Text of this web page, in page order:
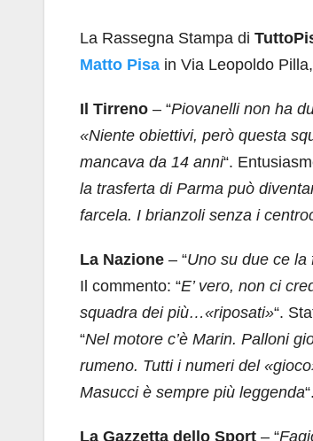
La Rassegna Stampa di
Matto Pisa in Via Leopoldo
Il Tirreno – “Piovanelli non ha
«Niente obiettivi, però questa
mancava da 14 anni“.
la trasferta di Parma può
farcela. I brianzoli senza i
La Nazione – “Uno su due ce
Il commento: “E’ vero, non ci
squadra dei più…«riposati»“.
“Nel motore c’è Marin. Palloni
rumeno. Tutti i numeri del
Masucci è sempre più leggenda“.
La Gazzetta dello Sport – “